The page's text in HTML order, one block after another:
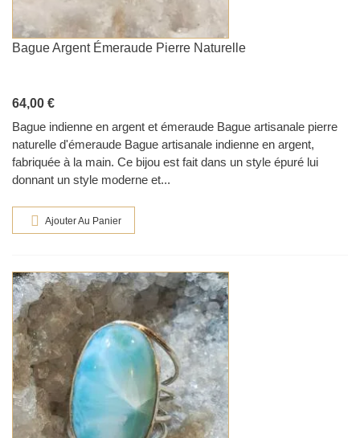
Bague Argent Émeraude Pierre Naturelle
64,00 €
Bague indienne en argent et émeraude Bague artisanale pierre
naturelle d'émeraude Bague artisanale indienne en argent,
fabriquée à la main. Ce bijou est fait dans un style épuré lui
donnant un style moderne et...
Ajouter Au Panier